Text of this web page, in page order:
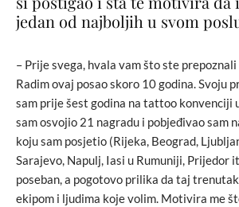
jedan od najboljih u svom
– Prije svega, hvala vam što ste
Radim ovaj posao skoro 10 godina. Svoju
sam prije šest godina na tattoo konvenciji
sam osvojio 21 nagradu i pobjeđivao sam
koju sam posjetio (Rijeka, Beograd,
Sarajevo, Napulj, Iasi u Rumuniji, Prijedor
poseban, a pogotovo prilika da taj
ekipom i ljudima koje volim. Motivira me